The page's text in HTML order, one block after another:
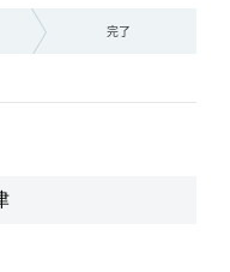
完了